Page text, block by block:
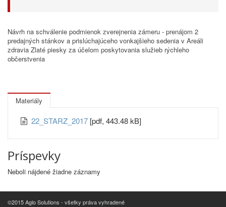
Návrh na schválenie podmienok zverejnenia zámeru - prenájom 2
predajných stánkov a prislúchajúceho vonkajšieho sedenia v Areáli
zdravia Zlaté piesky za účelom poskytovania služieb rýchleho
občerstvenia
Materiály
22_STARZ_2017 [pdf, 443.48 kB]
Príspevky
Neboli nájdené žiadne záznamy
©2015 Aglo Solutions - všetky práva vyhradené